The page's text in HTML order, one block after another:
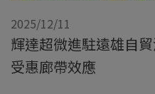
2025/12/11
輝達超微進駐遠雄自
受惠廊帶效應